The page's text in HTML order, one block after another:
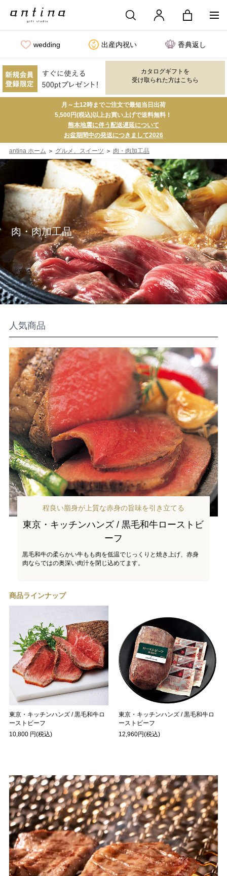
wedding 出産内祝い 香典返し
カタログギフトを
受け取られた方はこちら
月～土12時までご注文で最短当日出荷
5,500円(税込)以上お買い上げで送料無料！
熊本地震に伴う配送遅延について
お盆期間中の発送につきまして2026
antina ホーム ＞ グルメ、スイーツ ＞ 肉・肉加工品
肉・肉加工品
人気商品
程良い脂身が上質な赤身の旨味を引き立てる
東京・キッチンハンズ / 黒毛和牛ローストビ
ーフ
黒毛和牛の柔らかい牛もも肉を低温でじっくりと焼き上げ、赤身
肉ならではの奥深い肉汁を閉じ込めてます。
商品ラインナップ
東京・キッチンハンズ / 黒毛和牛ロ
ーストビーフ
10,800 円(税込)
東京・キッチンハンズ / 黒毛和牛ロ
ーストビーフ
12,960円(税込)